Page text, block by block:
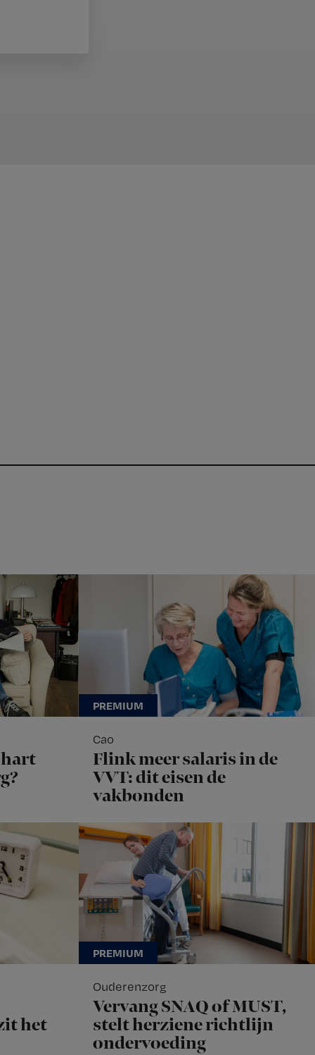
hart
Cao
Flink meer salaris in de
VVT: dit eisen de
vakbonden
het
Ouderenzorg
Vervang SNAQ of MUST,
stelt herziene richtlijn
ondervoeding